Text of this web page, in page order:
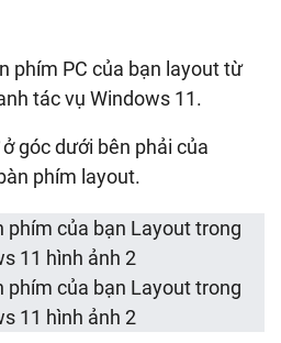
phím PC của bạn layout từ
tác vụ Windows 11.
ở góc dưới bên phải của
phím layout.